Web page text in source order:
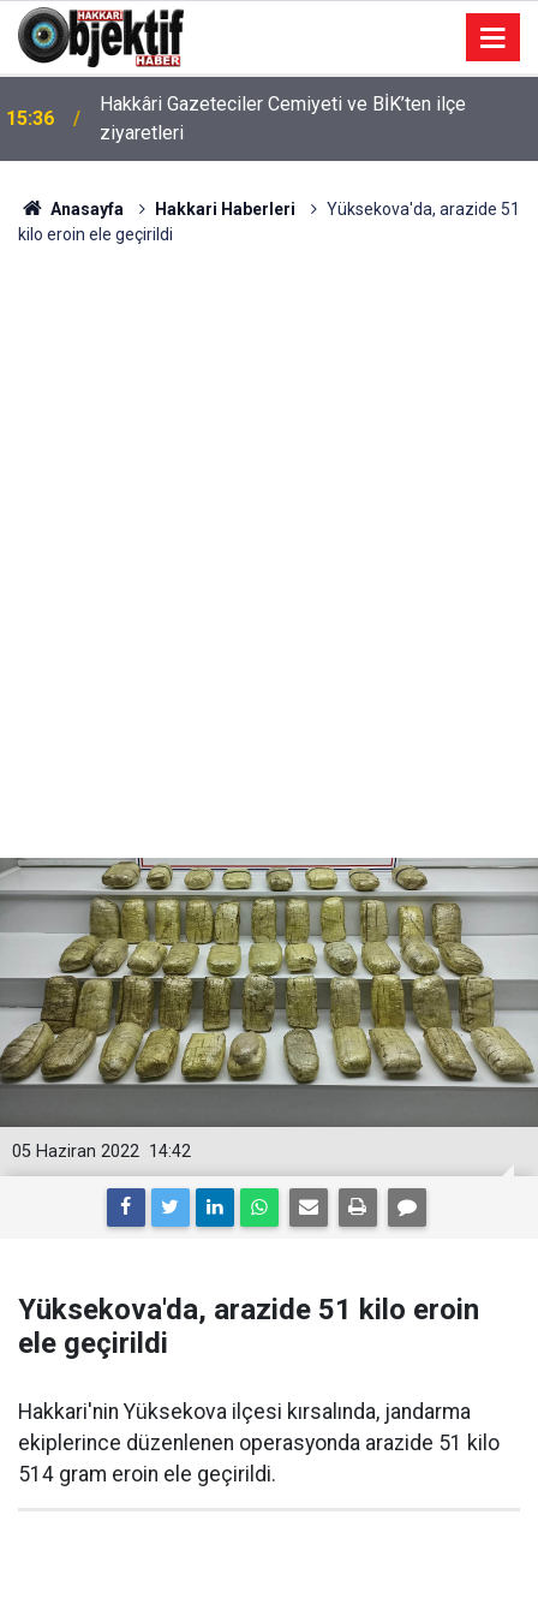
15:36
Hakkâri Gazeteciler Cemiyeti ve BİK’ten ilçe
ziyaretleri
Anasayfa Hakkari Haberleri
Yüksekova'da, arazide 51
kilo eroin ele geçirildi
14:42
05 Haziran 2022
Yüksekova'da, arazide 51 kilo eroin
ele geçirildi
Hakkari'nin Yüksekova ilçesi kırsalında, jandarma
ekiplerince düzenlenen operasyonda arazide 51 kilo
514 gram eroin ele geçirildi.